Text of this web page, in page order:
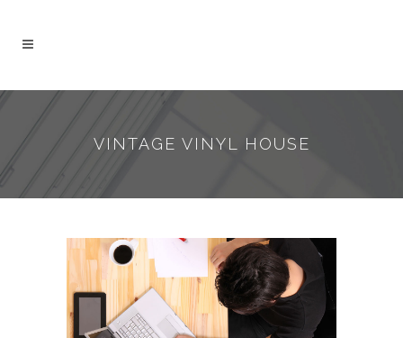
VINTAGE VINYL HOUSE